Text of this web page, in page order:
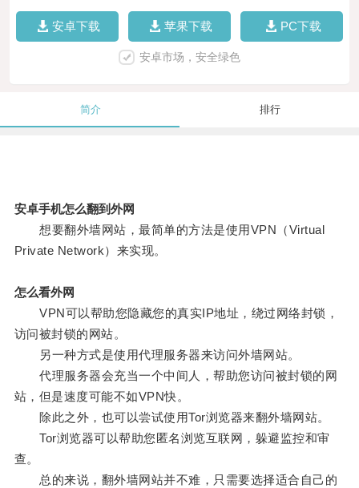
安卓下载 苹果下载 PC下载
安卓市场，安全绿色
简介 排行
安卓手机怎么翻到外网
想要翻外墙网站，最简单的方法是使用VPN（Virtual
Private Network）来实现。
怎么看外网
VPN可以帮助您隐藏您的真实IP地址，绕过网络封锁，
访问被封锁的网站。
另一种方式是使用代理服务器来访问外墙网站。
代理服务器会充当一个中间人，帮助您访问被封锁的网
站，但是速度可能不如VPN快。
除此之外，也可以尝试使用Tor浏览器来翻外墙网站。
Tor浏览器可以帮助您匿名浏览互联网，躲避监控和审
查。
总的来说，翻外墙网站并不难，只需要选择适合自己的